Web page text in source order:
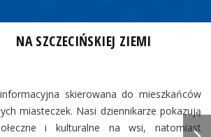
NA SZCZECIŃSKIEJ ZIEMI
skierowana do mieszkańców
miasteczek. Nasi dziennikarze pokazują
i kulturalne na wsi, natomiast